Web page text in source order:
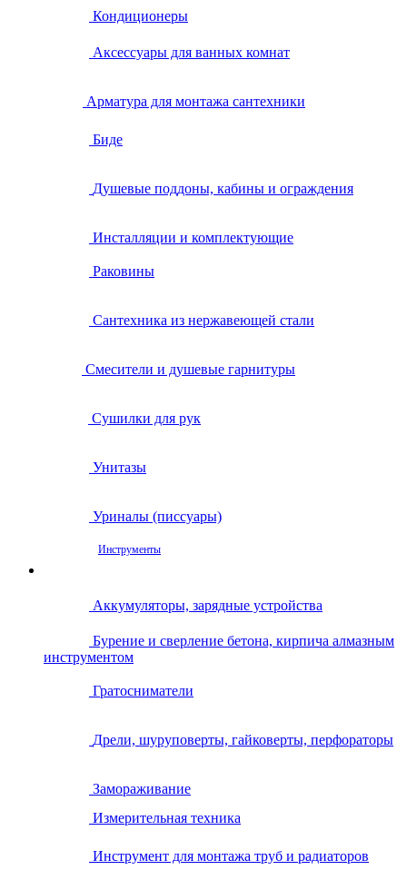
Кондиционеры
Аксессуары для ванных комнат
Арматура для монтажа сантехники
Биде
Душевые поддоны, кабины и ограждения
Инсталляции и комплектующие
Раковины
Сантехника из нержавеющей стали
Смесители и душевые гарнитуры
Сушилки для рук
Унитазы
Уриналы (писсуары)
Инструменты
Аккумуляторы, зарядные устройства
Бурение и сверление бетона, кирпича алмазным
инструментом
Гратосниматели
Дрели, шуруповерты, гайковерты, перфораторы
Замораживание
Измерительная техника
Инструмент для монтажа труб и радиаторов